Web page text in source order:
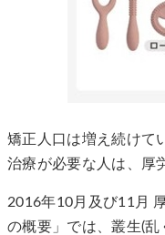
矯正人口は増え続けて
治療が必要な人は、厚
2016年10月及び11月
の概要」では、叢生(